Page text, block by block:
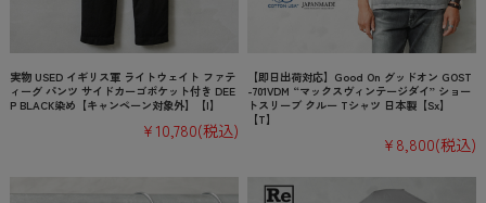
実物 USED イギリス軍 ライトウェイト ファテ
ィーグ パンツ サイドカーゴポケット付き DEE
P BLACK染め【キャンペーン対象外】【I】
¥10,780(税込)
【即日出荷対応】Good On グッドオン GOST
-701VDM “マックスヴィンテージダイ” ショー
トスリーブ クルー Tシャツ 日本製【Sx】
【T】
¥8,800(税込)